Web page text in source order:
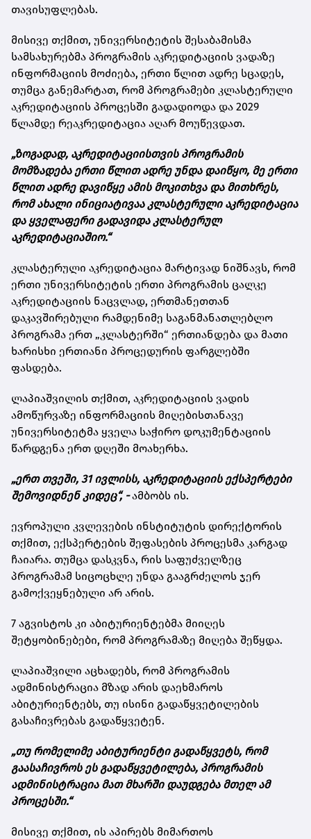
თავისუფლებას.
მისივე თქმით, უნივერსიტეტის შესაბამისმა
სამსახურებმა პროგრამის აკრედიტაციის ვადაზე
ინფორმაციის მოძიება, ერთი წლით ადრე სცადეს,
თუმცა განემარტათ, რომ პროგრამები კლასტერული
აკრედიტაციის პროცესში გადადიოდა და 2029
წლამდე რეაკრედიტაცია აღარ მოუწევდათ.
„ზოგადად, აკრედიტაციისთვის პროგრამის
მომზადება ერთი წლით ადრე უნდა დაიწყო, მე ერთი
წლით ადრე დავიწყე ამის მოკითხვა და მითხრეს,
რომ ახალი ინიციატივაა კლასტერული აკრედიტაცია
და ყველაფერი გადავიდა კლასტერულ
აკრედიტაციაშიო.“
კლასტერული აკრედიტაცია მარტივად ნიშნავს, რომ
ერთი უნივერსიტეტის ერთი პროგრამის ცალკე
აკრედიტაციის ნაცვლად, ერთმანეთთან
დაკავშირებული რამდენიმე საგანმანათლებლო
პროგრამა ერთ „კლასტერში“ ერთიანდება და მათი
ხარისხი ერთიანი პროცედურის ფარგლებში
ფასდება.
ლაპიაშვილის თქმით, აკრედიტაციის ვადის
ამოწურვაზე ინფორმაციის მიღებისთანავე
უნივერსიტეტმა ყველა საჭირო დოკუმენტაციის
წარდგენა ერთ დღეში მოახერხა.
„ერთ თვეში, 31 ივლისს, აკრედიტაციის ექსპერტები
შემოვიდნენ კიდეც“, - ამბობს ის.
ევროპული კვლევების ინსტიტუტის დირექტორის
თქმით, ექსპერტების შეფასების პროცესმა კარგად
ჩაიარა. თუმცა დასკვნა, რის საფუძველზეც
პროგრამამ სიცოცხლე უნდა გააგრძელოს ჯერ
გამოქვეყნებული არ არის.
7 აგვისტოს კი აბიტურიენტებმა მიიღეს
შეტყობინებები, რომ პროგრამაზე მიღება შეწყდა.
ლაპიაშვილი აცხადებს, რომ პროგრამის
ადმინისტრაცია მზად არის დაეხმაროს
აბიტურიენტებს, თუ ისინი გადაწყვეტილების
გასაჩივრებას გადაწყვეტენ.
„თუ რომელიმე აბიტურიენტი გადაწყვეტს, რომ
გაასაჩივროს ეს გადაწყვეტილება, პროგრამის
ადმინისტრაცია მათ მხარში დაუდგება მთელ ამ
პროცესში.“
მისივე თქმით, ის აპირებს მიმართოს